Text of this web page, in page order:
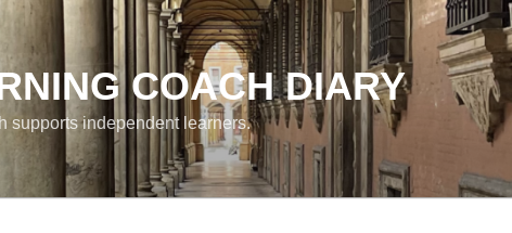
COACH DIARY
supports independent learners.